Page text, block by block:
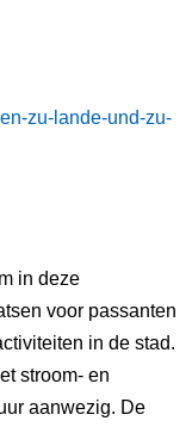
zu-lande-und-zu-
in deze
voor passanten
in de stad.
stroom- en
aanwezig. De